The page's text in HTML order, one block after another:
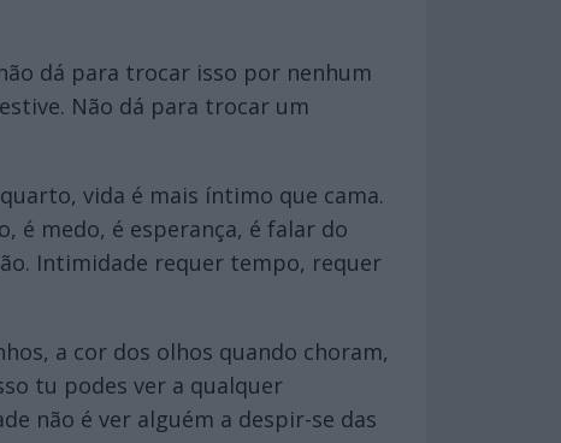
dá para trocar isso por nenhum
Não dá para trocar um
vida é mais íntimo que cama.
é medo, é esperança, é falar do
Intimidade requer tempo, requer
a cor dos olhos quando choram,
tu podes ver a qualquer
não é ver alguém a despir-se das